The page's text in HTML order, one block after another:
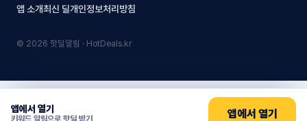
앱에서 열기
키워드 알림으로 핫딜 받기 앱에서 열기
앱 소개최신 딜개인정보처리방침
© 2026 핫딜알림 · HotDeals.kr